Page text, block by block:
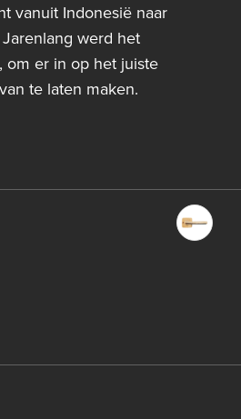
vanuit Indonesië naar
werd het
om er in op het juiste
te laten maken.